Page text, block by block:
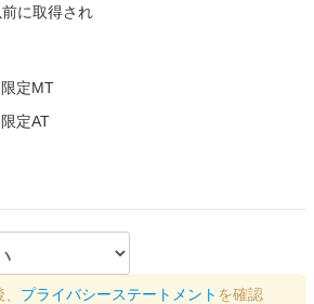
に取得され
定MT
定AT
プライバシーステートメント を確認